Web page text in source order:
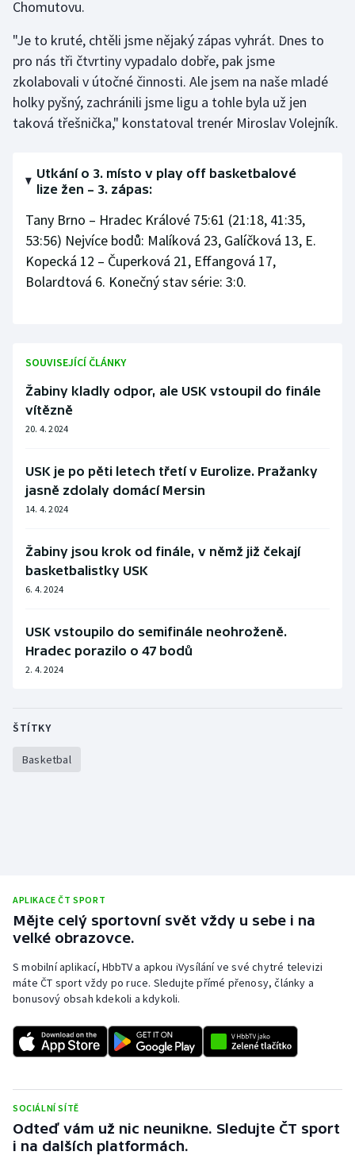
Stolní tenis
Triatlon
Veslování
Vodní slalom
Chomutovu.
"Je to kruté, chtěli jsme nějaký zápas vyhrát. Dnes to
pro nás tři čtvrtiny vypadalo dobře, pak jsme
zkolabovali v útočné činnosti. Ale jsem na naše mladé
holky pyšný, zachránili jsme ligu a tohle byla už jen
taková třešnička," konstatoval trenér Miroslav Volejník.
Utkání o 3. místo v play off basketbalové
lize žen – 3. zápas:
Tany Brno – Hradec Králové 75:61 (21:18, 41:35,
53:56) Nejvíce bodů: Malíková 23, Galíčková 13, E.
Kopecká 12 – Čuperková 21, Effangová 17,
Bolardtová 6. Konečný stav série: 3:0.
SOUVISEJÍCÍ ČLÁNKY
Žabiny kladly odpor, ale USK vstoupil do finále
vítězně
20. 4. 2024
USK je po pěti letech třetí v Eurolize. Pražanky
jasně zdolaly domácí Mersin
14. 4. 2024
Žabiny jsou krok od finále, v němž již čekají
basketbalistky USK
6. 4. 2024
USK vstoupilo do semifinále neohroženě.
Hradec porazilo o 47 bodů
2. 4. 2024
ŠTÍTKY
Basketbal
APLIKACE ČT SPORT
Mějte celý sportovní svět vždy u sebe i na
velké obrazovce.
S mobilní aplikací, HbbTV a apkou iVysílání ve své chytré televizi
máte ČT sport vždy po ruce. Sledujte přímé přenosy, články a
bonusový obsah kdekoli a kdykoli.
SOCIÁLNÍ SÍTĚ
Odteď vám už nic neunikne. Sledujte ČT sport
i na dalších platformách.